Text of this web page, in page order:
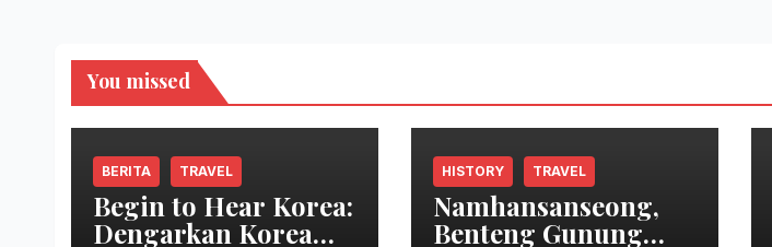
You missed
BERITA TRAVEL
Begin to Hear Korea:
Dengarkan Korea
HISTORY TRAVEL
Namhansanseong,
Benteng Gunung